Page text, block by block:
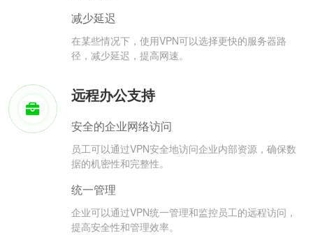
减少延迟
在某些情况下，使用VPN可以选择更快的服务器路
径，减少延迟，提高网速。
远程办公支持
安全的企业网络访问
员工可以通过VPN安全地访问企业内部资源，确保数
据的机密性和完整性。
统一管理
企业可以通过VPN统一管理和监控员工的远程访问，
提高安全性和管理效率。